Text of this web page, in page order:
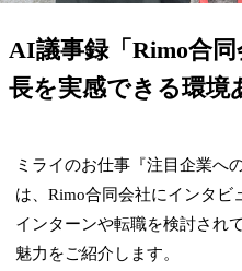
AI議事録「Rimo合
長を実感できる環境
ミライのお仕事『注目企業へ
は、Rimo合同会社にインタビ
インターンや転職を検討され
魅力をご紹介します。